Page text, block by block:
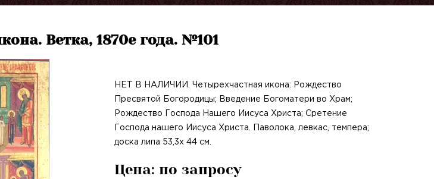
Ветка, 1870е года. №101
НЕТ В НАЛИЧИИ. Четырехчастная икона: Рождество
Пресвятой Богородицы; Введение Богоматери во Храм;
Рождество Господа Нашего Иисуса Христа; Сретение
Господа нашего Иисуса Христа. Паволока, левкас, темпера;
доска липа 53,3х 44 см.
Цена: по запросу